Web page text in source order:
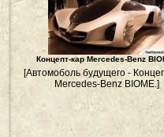
Концепт-кар Mercedes-Benz
[Автомоболь будущего -
Mercedes-Benz BIOME.]